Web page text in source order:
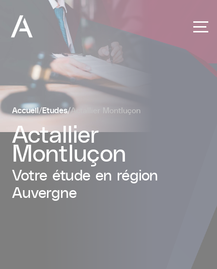
Accueil/Etudes/Actallier Montluçon
Actallier
Montluçon
Votre étude en région
Auvergne
Panneau de gestion des cookies